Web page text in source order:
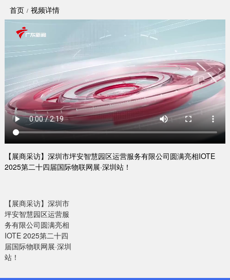
首页 视频详情
【展商采访】深圳市坪安智慧园区运营服务有限公司圆满亮相IOTE
2025第二十四届国际物联网展·深圳站！
【展商采访】深圳市
坪安智慧园区运营服
务有限公司圆满亮相
IOTE 2025第二十四
届国际物联网展·深圳
站！